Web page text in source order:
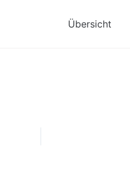
Übersicht